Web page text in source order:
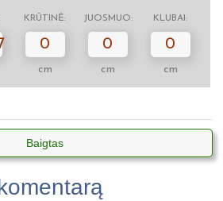
KRŪTINĖ: JUOSMUO: KLUBAI:
0
cm
0
cm
0
cm
Baigtas